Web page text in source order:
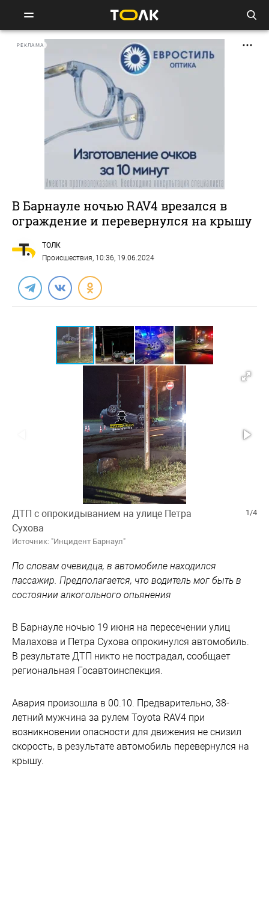
РЕКЛАМА
В Барнауле ночью RAV4 врезался в
ограждение и перевернулся на крышу
ТОЛК
Происшествия, 10:36, 19.06.2024
1/4
ДТП с опрокидыванием на улице Петра
Сухова
Источник: "Инцидент Барнаул"
По словам очевидца, в автомобиле находился
пассажир. Предполагается, что водитель мог быть в
состоянии алкогольного опьянения
В Барнауле ночью 19 июня на пересечении улиц
Малахова и Петра Сухова опрокинулся автомобиль.
В результате ДТП никто не пострадал, сообщает
региональная Госавтоинспекция.
Авария произошла в 00.10. Предварительно, 38-
летний мужчина за рулем Toyota RAV4 при
возникновении опасности для движения не снизил
скорость, в результате автомобиль перевернулся на
крышу.